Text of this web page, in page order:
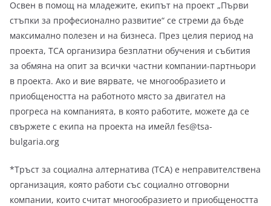
Освен в помощ на младежите, екипът на проект „Първи
стъпки за професионално развитие“ се стреми да бъде
максимално полезен и на бизнеса. През целия период на
проекта, ТСА организира безплатни обучения и събития
за обмяна на опит за всички частни компании-партньори
в проекта. Ако и вие вярвате, че многообразието и
приобщеността на работното място за двигател на
прогреса на компанията, в която работите, можете да се
свържете с екипа на проекта на имейл fes@tsa-
bulgaria.org
*Тръст за социална алтернатива (ТСА) е неправителствена
организация, която работи със социално отговорни
компании, които считат многообразието и приобщеността